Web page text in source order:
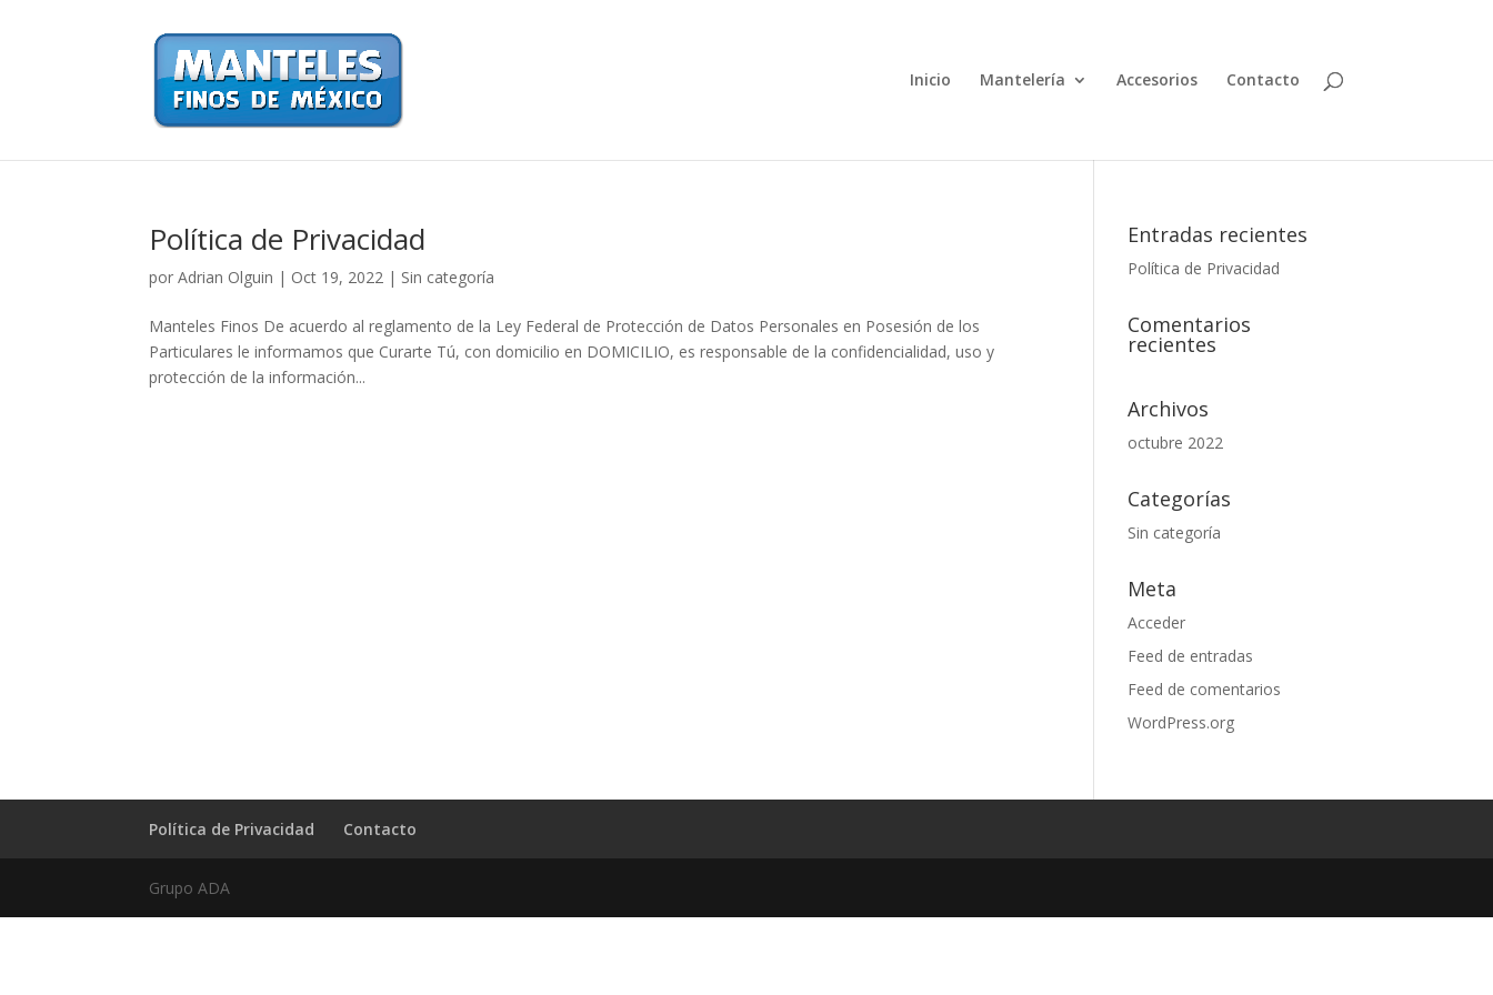
Inicio Mantelería Accesorios Contacto
Política de Privacidad
porAdrian Olguin | Oct 19, 2022 | Sin categoría
Manteles Finos De acuerdo al reglamento de la Ley Federal de Protección de Datos Personales en Posesión de los
Particulares le informamos que Curarte Tú, con domicilio en DOMICILIO, es responsable de la confidencialidad, uso y
protección de la información...
Entradas recientes
Política de Privacidad
Comentarios
recientes
Archivos
octubre 2022
Categorías
Sin categoría
Meta
Acceder
Feed de entradas
Feed de comentarios
WordPress.org
Política de Privacidad Contacto
Grupo ADA